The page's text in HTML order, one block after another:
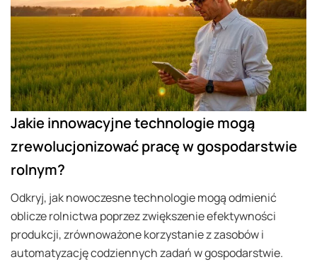
Jakie innowacyjne technologie mogą
zrewolucjonizować pracę w gospodarstwie
rolnym?
Odkryj, jak nowoczesne technologie mogą odmienić
oblicze rolnictwa poprzez zwiększenie efektywności
produkcji, zrównoważone korzystanie z zasobów i
automatyzację codziennych zadań w gospodarstwie.